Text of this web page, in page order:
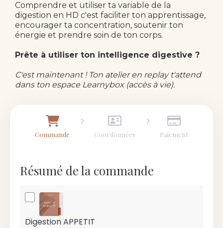
Comprendre et utiliser ta variable de la
digestion en HD c'est faciliter ton apprentissage,
encourager ta concentration, soutenir ton
énergie et prendre soin de ton corps.
Prête à utiliser ton intelligence digestive ?
C'est maintenant ! Ton atelier en replay t'attend
dans ton espace Learnybox (accès à vie).
Commande Coordonnées Paiement
Résumé de la commande
Digestion APPETIT